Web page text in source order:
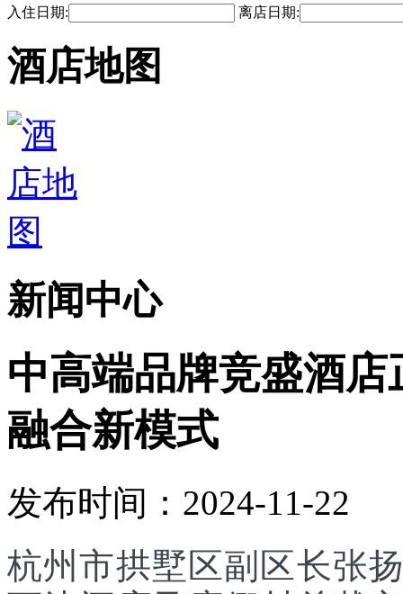
入住日期: 离店日期:
酒店地图
新闻中心
中高端品牌竞盛酒
融合新模式
发布时间：2024-11-22
杭州市拱墅区副区长张